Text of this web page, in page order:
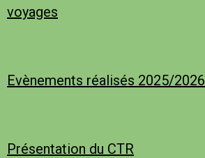
voyages
Evènements réalisés 2025/2026
Présentation du CTR